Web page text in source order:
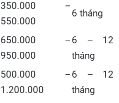
350.000 –
550.000
6 tháng
650.000 –
950.000
6 – 12
tháng
500.000 –
1.200.000
6 – 12
tháng